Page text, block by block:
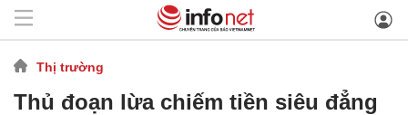
Thị trường
Thủ đoạn lừa chiếm tiền siêu đẳng